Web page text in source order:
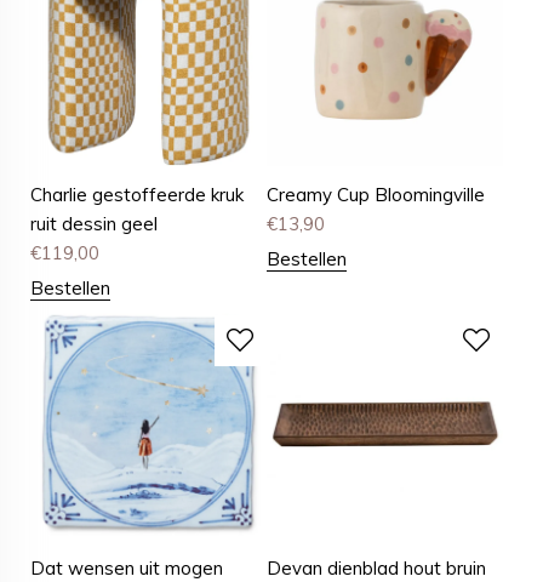
Charlie gestoffeerde kruk
ruit dessin geel
€119,00
Bestellen
Creamy Cup Bloomingville
€13,90
Bestellen
Dat wensen uit mogen
Devan dienblad hout bruin